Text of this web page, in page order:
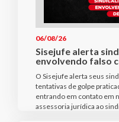
06/08/26
Sisejufe alerta
envolvendo falso
O Sisejufe alerta seus
tentativas de golpe
entrando em contato em
assessoria jurídica ao